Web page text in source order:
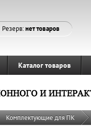
Резерв:нет товаров
Каталог товаров
Комплектующие для ПК